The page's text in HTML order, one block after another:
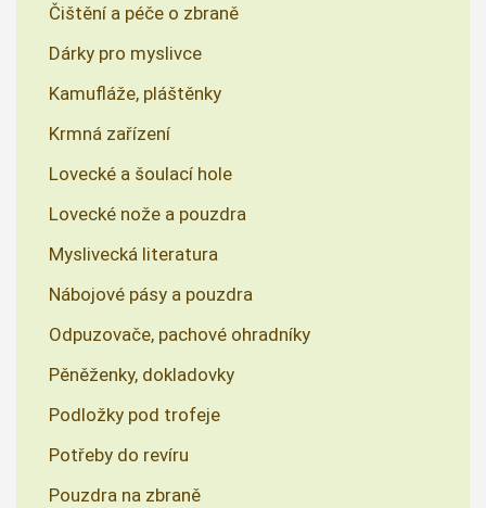
Čištění a péče o zbraně
Dárky pro myslivce
Kamufláže, pláštěnky
Krmná zařízení
Lovecké a šoulací hole
Lovecké nože a pouzdra
Myslivecká literatura
Nábojové pásy a pouzdra
Odpuzovače, pachové ohradníky
Pěněženky, dokladovky
Podložky pod trofeje
Potřeby do revíru
Pouzdra na zbraně